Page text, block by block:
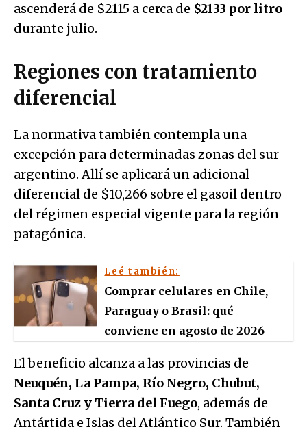
ascenderá de $2115 a cerca de $2133 por litro
durante julio.
Regiones con tratamiento
diferencial
La normativa también contempla una
excepción para determinadas zonas del sur
argentino. Allí se aplicará un adicional
diferencial de $10,266 sobre el gasoil dentro
del régimen especial vigente para la región
patagónica.
Leé también:
Comprar celulares en Chile,
Paraguay o Brasil: qué
conviene en agosto de 2026
El beneficio alcanza a las provincias de
Neuquén, La Pampa, Río Negro, Chubut,
Santa Cruz y Tierra del Fuego, además de
Antártida e Islas del Atlántico Sur. También